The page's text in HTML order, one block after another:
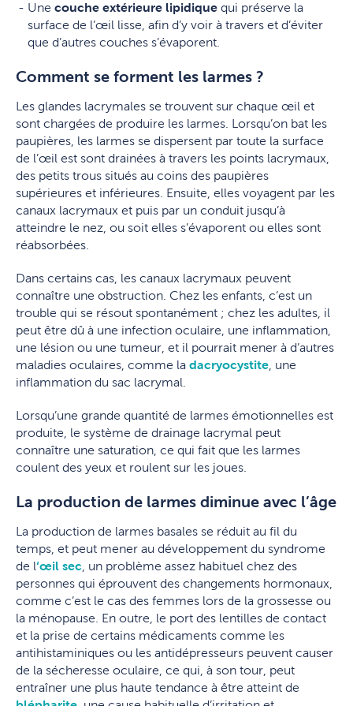
Une couche extérieure lipidique qui préserve la
surface de l’œil lisse, afin d’y voir à travers et d’éviter
que d’autres couches s’évaporent.
Comment se forment les larmes ?
Les glandes lacrymales se trouvent sur chaque œil et
sont chargées de produire les larmes. Lorsqu’on bat les
paupières, les larmes se dispersent par toute la surface
de l’œil est sont drainées à travers les points lacrymaux,
des petits trous situés au coins des paupières
supérieures et inférieures. Ensuite, elles voyagent par les
canaux lacrymaux et puis par un conduit jusqu’à
atteindre le nez, ou soit elles s’évaporent ou elles sont
réabsorbées.
Dans certains cas, les canaux lacrymaux peuvent
connaître une obstruction. Chez les enfants, c’est un
trouble qui se résout spontanément ; chez les adultes, il
peut être dû à une infection oculaire, une inflammation,
une lésion ou une tumeur, et il pourrait mener à d’autres
maladies oculaires, comme la dacryocystite , une
inflammation du sac lacrymal.
Lorsqu’une grande quantité de larmes émotionnelles est
produite, le système de drainage lacrymal peut
connaître une saturation, ce qui fait que les larmes
coulent des yeux et roulent sur les joues.
La production de larmes diminue avec l’âge
La production de larmes basales se réduit au fil du
temps, et peut mener au développement du syndrome
de l‘œil sec , un problème assez habituel chez des
personnes qui éprouvent des changements hormonaux,
comme c’est le cas des femmes lors de la grossesse ou
la ménopause. En outre, le port des lentilles de contact
et la prise de certains médicaments comme les
antihistaminiques ou les antidépresseurs peuvent causer
de la sécheresse oculaire, ce qui, à son tour, peut
entraîner une plus haute tendance à être atteint de